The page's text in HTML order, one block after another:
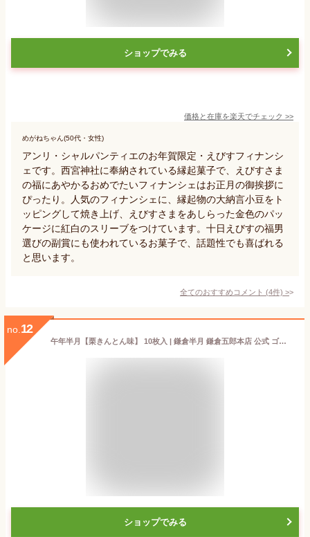
ショップでみる
価格と在庫を楽天でチェック >>
めがねちゃん(50代・女性)
アンリ・シャルパンティエのお年賀限定・えびすフィナンシ
ェです。西宮神社に奉納されている縁起菓子で、えびすさま
の福にあやかるおめでたいフィナンシェはお正月の御挨拶に
ぴったり。人気のフィナンシェに、縁起物の大納言小豆をト
ッピングして焼き上げ、えびすさまをあしらった金色のパッ
ケージに紅白のスリーブをつけています。十日えびすの福男
選びの副賞にも使われているお菓子で、話題性でも喜ばれる
と思います。
全てのおすすめコメント (4件) >
no. 12
午年半月【栗きんとん味】 10枚入 | 鎌倉半月 鎌倉五郎本店 公式 ゴーフレット ゴーフル お取り寄せ おやつ スイーツ 人気 定番土産 お菓子 おもたせ お礼 和菓子 和風 自分用 自宅用 干支 縁起物 小分け 個包装 ギフト お年始 年賀 半月 馬 午
ショップでみる